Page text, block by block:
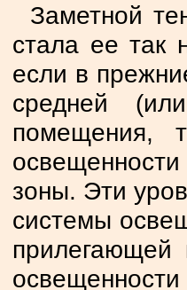
Заметной
стала ее так
если в
средней
помещения,
зоны. Эти
системы
прилегающей